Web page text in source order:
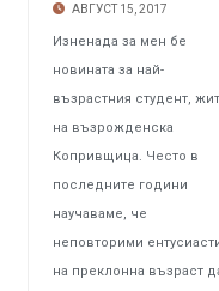
АВГУСТ 15, 2017
Изненада за мен бе
новината за най-
възрастния студент,
на възрожденска
Копривщица. Често в
последните години
научаваме, че
неповторими
на преклонна възраст